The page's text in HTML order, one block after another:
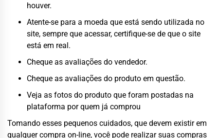
houver.
Atente-se para a moeda que está sendo utilizada no
site, sempre que acessar, certifique-se de que o site
está em real.
Cheque as avaliações do vendedor.
Cheque as avaliações do produto em questão.
Veja as fotos do produto que foram postadas na
plataforma por quem já comprou
Tomando esses pequenos cuidados, que devem existir em
qualquer compra on-line, você pode realizar suas compras